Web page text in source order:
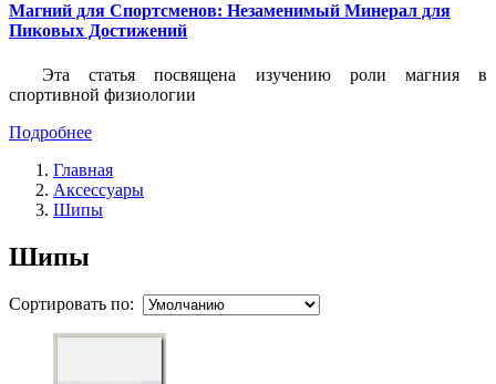
Магний для Спортсменов: Незаменимый Минерал для
Пиковых Достижений
Эта статья посвящена изучению роли магния в
спортивной физиологии
Подробнее
Главная
Аксессуары
Шипы
Шипы
Сортировать по: